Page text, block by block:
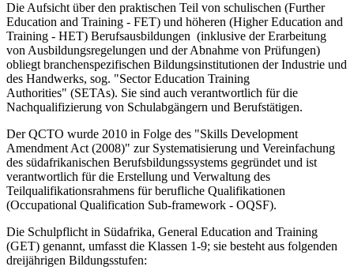
Die Aufsicht über den praktischen Teil von schulischen (Further
Education and Training - FET) und höheren (Higher Education and
Training - HET) Berufsausbildungen (inklusive der Erarbeitung
von Ausbildungsregelungen und der Abnahme von Prüfungen)
obliegt branchenspezifischen Bildungsinstitutionen der Industrie und
des Handwerks, sog. "Sector Education Training
Authorities" (SETAs). Sie sind auch verantwortlich für die
Nachqualifizierung von Schulabgängern und Berufstätigen.
Der QCTO wurde 2010 in Folge des "Skills Development
Amendment Act (2008)" zur Systematisierung und Vereinfachung
des südafrikanischen Berufsbildungssystems gegründet und ist
verantwortlich für die Erstellung und Verwaltung des
Teilqualifikationsrahmens für berufliche Qualifikationen
(Occupational Qualification Sub-framework - OQSF).
Die Schulpflicht in Südafrika, General Education and Training
(GET) genannt, umfasst die Klassen 1-9; sie besteht aus folgenden
dreijährigen Bildungsstufen: